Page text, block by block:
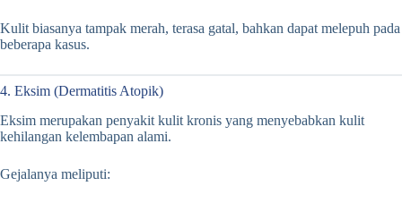
Kulit biasanya tampak merah, terasa gatal, bahkan dapat melepuh pada
beberapa kasus.
4. Eksim (Dermatitis Atopik)
Eksim merupakan penyakit kulit kronis yang menyebabkan kulit
kehilangan kelembapan alami.
Gejalanya meliputi: